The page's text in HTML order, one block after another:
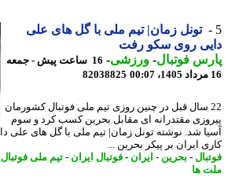
تونل زمان| تیم ملی با گل های علی
روی سکو رفت
فوتبال-ورزشی-
16 ساعت پیش - جمعه
82038825
سال قبل در چنین روزی تیم ملی فوتبال کشورمان
مقتدرانه ای مقابل بحرین کسب کرد و سوم
شد. نوشته تونل زمان| تیم ملی با گل های علی
ایران بر پیکر بحرین ...
-بحرین- ایران - فوتبال ایران - تیم ملی فوتبال
ها